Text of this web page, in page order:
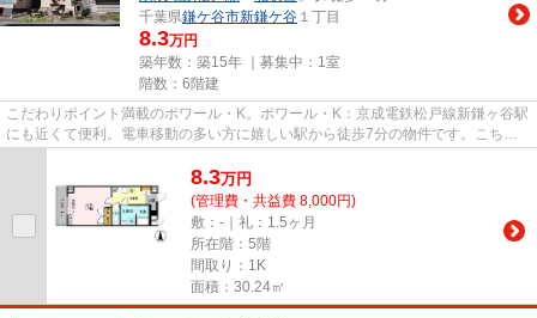
千葉県鎌ケ谷市新鎌ケ谷 １丁目
8.3万円
築年数：築15年 ｜募集中： 1室
階数：6階建
こだわりポイント満載のポワール・K。ポワール・K：京成電鉄松戸線新鎌ヶ谷駅
にも近くて便利。電車移動の多い方に嬉しい駅から徒歩7分の物件です。こちら
8.3万円
(管理費・共益費 8,000円)
敷：-｜礼：1.5ヶ月
所在階：5階
間取り：1K
面積：30.24㎡